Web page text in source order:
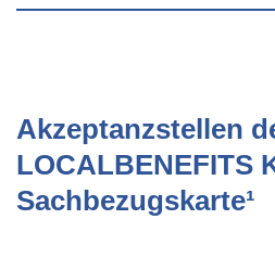
Akzeptanzstellen
LOCALBENEFITS
Sachbezugskarte¹